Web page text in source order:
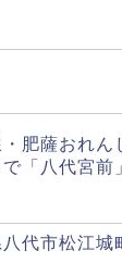
・肥薩おれん
「八代宮前
代市松江城